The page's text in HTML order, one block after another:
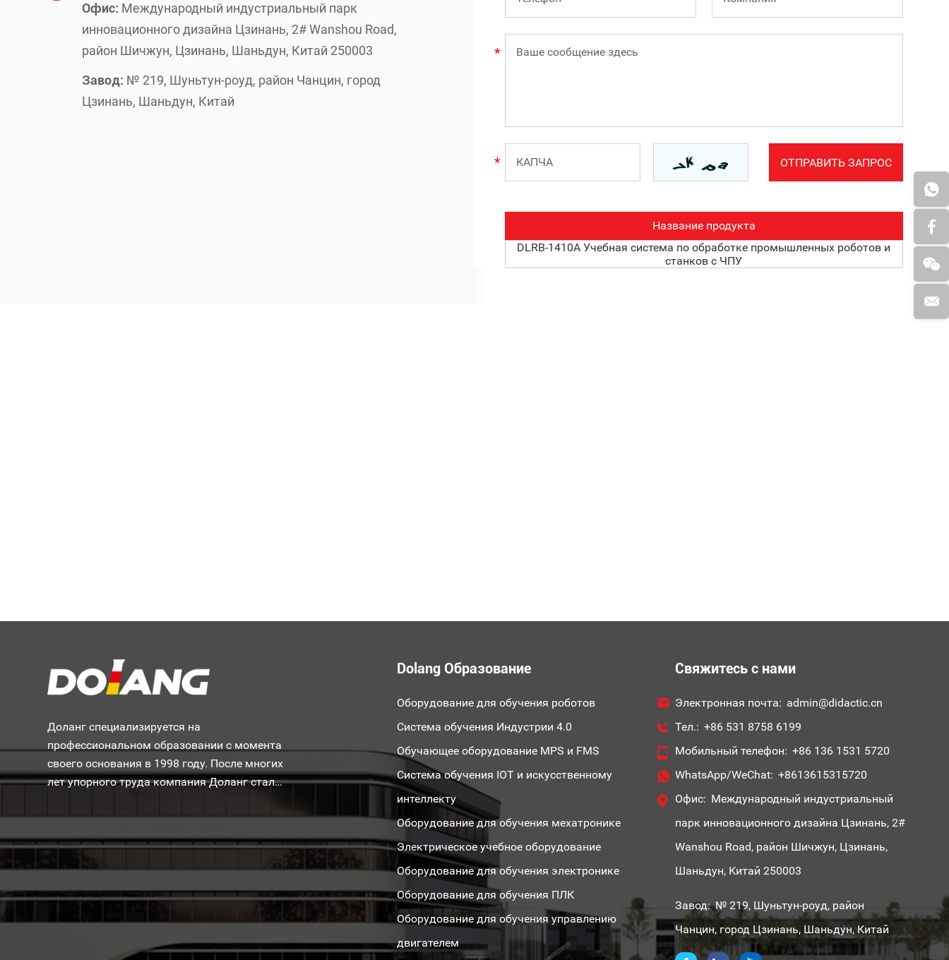
Офис: Международный индустриальный парк
инновационного дизайна Цзинань, 2# Wanshou Road,
район Шичжун, Цзинань, Шаньдун, Китай 250003
Завод: № 219, Шуньтун-роуд, район Чанцин, город
Цзинань, Шаньдун, Китай
Название продукта
DLRB-1410A Учебная система по обработке промышленных роботов и
станков с ЧПУ
Доланг специализируется на
профессиональном образовании с момента
своего основания в 1998 году. После многих
лет упорного труда компания Доланг стала
производителей учебного оборудования.
Dolang Образование
Оборудование для обучения роботов
Система обучения Индустрии 4.0
Обучающее оборудование MPS и FMS
Система обучения IOT и искусственному
интеллекту
Оборудование для обучения мехатронике
Электрическое учебное оборудование
Оборудование для обучения электронике
Оборудование для обучения ПЛК
Оборудование для обучения управлению
двигателем
Свяжитесь с нами
Электронная почта: admin@didactic.cn
Тел.: +86 531 8758 6199
Мобильный телефон: +86 136 1531 5720
WhatsApp/WeChat: +8613615315720
Офис: Международный индустриальный
парк инновационного дизайна Цзинань, 2#
Wanshou Road, район Шичжун, Цзинань,
Шаньдун, Китай 250003
Завод: № 219, Шуньтун-роуд, район
Чанцин, город Цзинань, Шаньдун, Китай